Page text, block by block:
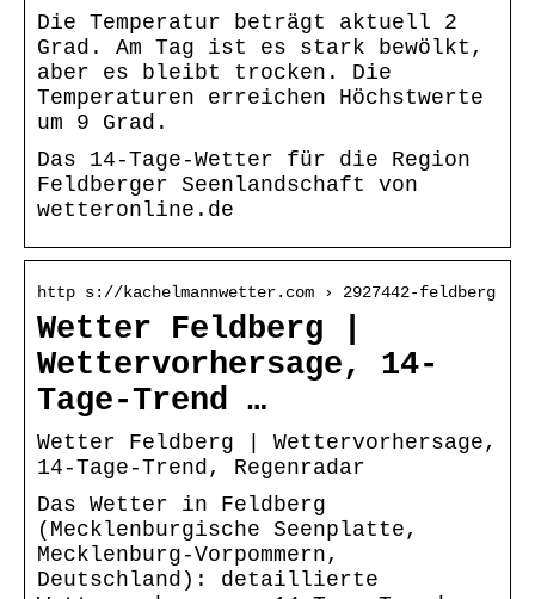
Die Temperatur beträgt aktuell 2
Grad. Am Tag ist es stark bewölkt,
aber es bleibt trocken. Die
Temperaturen erreichen Höchstwerte
um 9 Grad.
Das 14-Tage-Wetter für die Region
Feldberger Seenlandschaft von
wetteronline.de
http s://kachelmannwetter.com › 2927442-feldberg
Wetter Feldberg |
Wettervorhersage, 14-
Tage-Trend …
Wetter Feldberg | Wettervorhersage,
14-Tage-Trend, Regenradar
Das Wetter in Feldberg
(Mecklenburgische Seenplatte,
Mecklenburg-Vorpommern,
Deutschland): detaillierte